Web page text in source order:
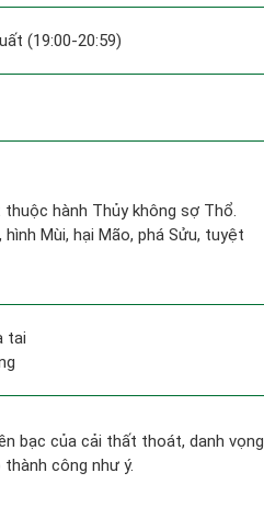
(19:00-20:59)
hành Thủy không sợ Thổ.
Mùi, hại Mão, phá Sửu, tuyệt
tai
bạc của cải thất thoát, danh vọng
công như ý.